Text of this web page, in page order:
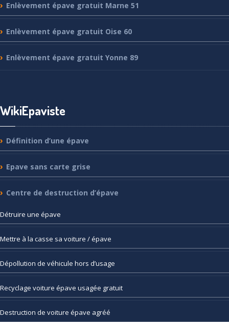
Enlèvement épave gratuit Marne 51
Enlèvement épave gratuit Oise 60
Enlèvement épave gratuit Yonne 89
WikiEpaviste
Définition d’une épave
Epave sans carte grise
Centre de destruction d’épave
Détruire une épave
Mettre à la casse sa voiture / épave
Dépollution de véhicule hors d’usage
Recyclage voiture épave usagée gratuit
Destruction de voiture épave agréé